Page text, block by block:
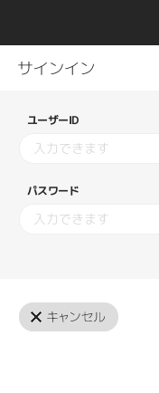
ユーザーID
パスワード